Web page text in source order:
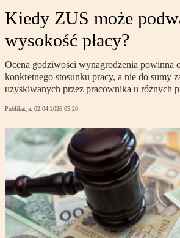
Kiedy ZUS może
wysokość płacy?
Ocena godziwości wynagrodzenia powinna
konkretnego stosunku pracy, a nie do sumy
uzyskiwanych przez pracownika u różnych
Publikacja: 02.04.2026 05:20